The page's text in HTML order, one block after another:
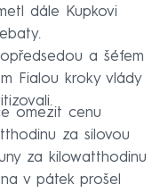
dále Kupkovi
a šéfem
Fialou kroky vlády
omezit cenu
za silovou
za kilowatthodinu
v pátek prošel